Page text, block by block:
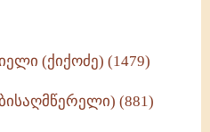
(ქიქოძე) (1479)
(881)